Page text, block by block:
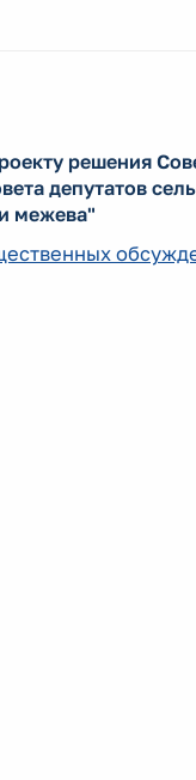
решения
депутатов
межева"